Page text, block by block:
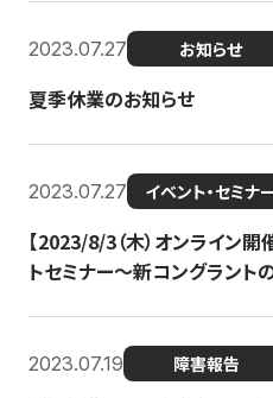
2023.07.27 お知らせ
夏季休業のお知らせ
2023.07.27 イベント・セミナ
【2023/8/3（木）オンライン開
トセミナー〜新コングラント
2023.07.19 障害報告